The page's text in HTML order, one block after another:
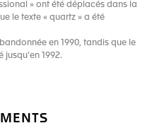
» ont été déplacés dans la
le texte « quartz » a été
en 1990, tandis que le
jusqu'en 1992.